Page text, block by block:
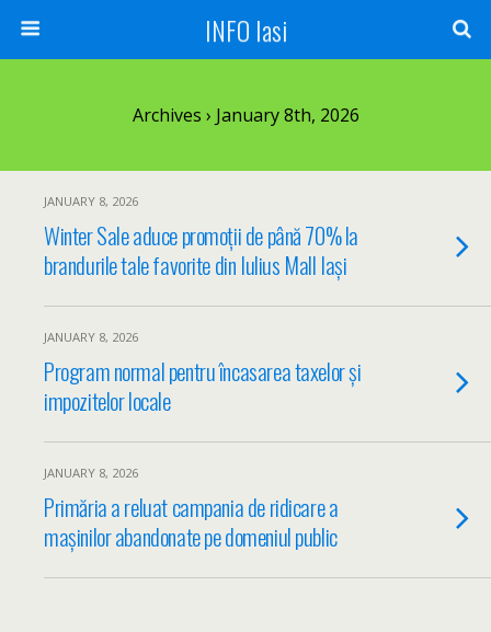
INFO Iasi
Archives › January 8th, 2026
JANUARY 8, 2026
Winter Sale aduce promoții de până 70% la
brandurile tale favorite din Iulius Mall Iași
JANUARY 8, 2026
Program normal pentru încasarea taxelor și
impozitelor locale
JANUARY 8, 2026
Primăria a reluat campania de ridicare a
mașinilor abandonate pe domeniul public